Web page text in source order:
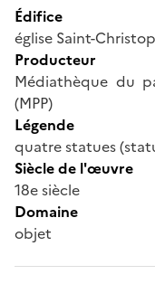
Édifice
église Saint-
Producteur
Médiathèque du
(MPP)
Légende
quatre statues
Siècle de l'œuvre
18e siècle
Domaine
objet